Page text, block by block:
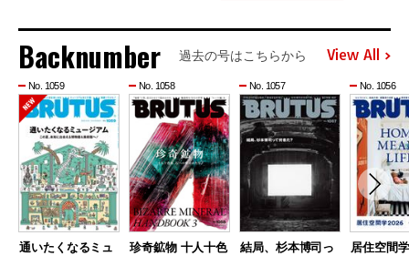
Backnumber 過去の号はこちらから View All
No. 1059
通いたくなるミュ
No. 1058
珍奇鉱物 十人十色
No. 1057
結局、杉本博司っ
No. 1056
居住空間